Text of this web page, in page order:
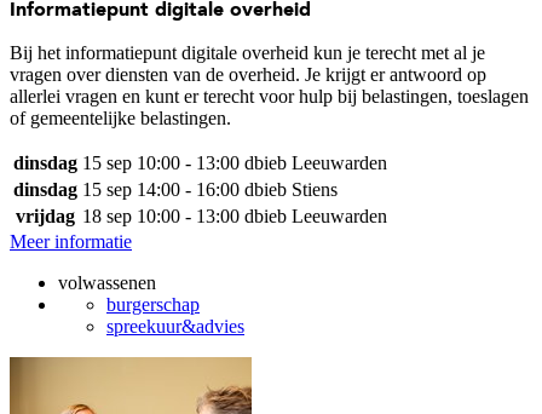
Informatiepunt digitale overheid
Bij het informatiepunt digitale overheid kun je terecht met al je
vragen over diensten van de overheid. Je krijgt er antwoord op
allerlei vragen en kunt er terecht voor hulp bij belastingen, toeslagen
of gemeentelijke belastingen.
dinsdag 15 sep 10:00 - 13:00 dbieb Leeuwarden
dinsdag 15 sep 14:00 - 16:00 dbieb Stiens
vrijdag 18 sep 10:00 - 13:00 dbieb Leeuwarden
Meer informatie
volwassenen
burgerschap
spreekuur&advies